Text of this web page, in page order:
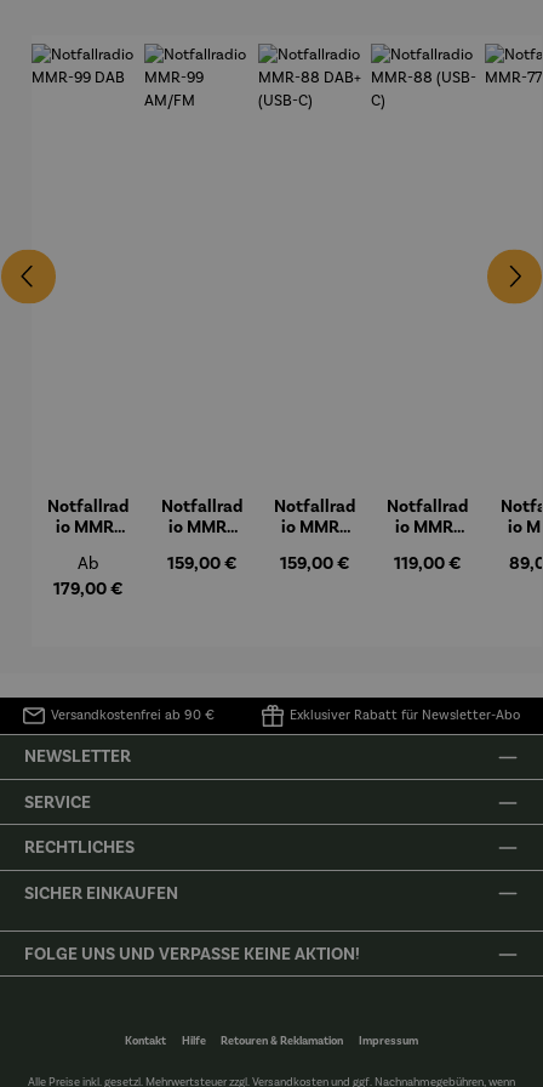
Notfallrad
io MMR-
Regulärer Preis:
Ab
179,00 €
Notfallrad
io MMR-
Regulärer Preis:
159,00 €
Notfallrad
io MMR-
(USB-C)
Regulärer Preis:
159,00 €
Notfallrad
io MMR-
C)
Regulärer Preis:
119,00 €
io
Versandkostenfrei ab 90 € Exklusiver Rabatt für Newsletter-Abo
NEWSLETTER
SERVICE
RECHTLICHES
SICHER EINKAUFEN
FOLGE UNS UND VERPASSE KEINE AKTION!
Kontakt Hilfe Retouren & Reklamation Impressum
Alle Preise inkl. gesetzl. Mehrwertsteuer zzgl.Versandkostenund ggf. Nachnahmegebühren, wenn